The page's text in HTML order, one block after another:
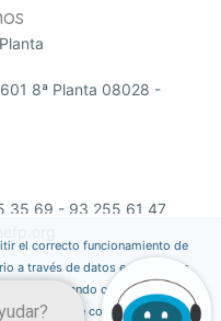
8ª Planta 08028 -
35 69 - 93 255 61 47
el correcto funcionamiento de
a través de datos estadísticos.
utilizando o desactivarlas
política de cookiesaquí .